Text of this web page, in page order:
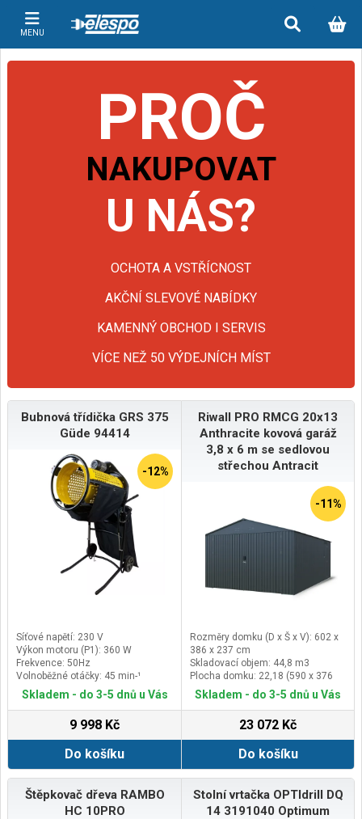
MENU
PROČ
NAKUPOVAT
U NÁS?
OCHOTA A VSTŘÍCNOST
AKČNÍ SLEVOVÉ NABÍDKY
KAMENNÝ OBCHOD I SERVIS
VÍCE NEŽ 50 VÝDEJNÍCH MÍST
Bubnová třídička GRS 375
Güde 94414
-12%
Síťové napětí: 230 V
Výkon motoru (P1): 360 W
Frekvence: 50Hz
Volnoběžné otáčky: 45 min-¹
Skladem - do 3-5 dnů u Vás
9 998 Kč
Do košíku
Riwall PRO RMCG 20x13
Anthracite kovová garáž
3,8 x 6 m se sedlovou
střechou Antracit
-11%
Rozměry domku (D x Š x V): 602 x
386 x 237 cm
Skladovací objem: 44,8 m3
Plocha domku: 22,18 (590 x 376
cm) m2
Rozměr dveří (V x Š): 197 x 288 cm
Skladem - do 3-5 dnů u Vás
23 072 Kč
Do košíku
Štěpkovač dřeva RAMBO
HC 10PRO
Stolní vrtačka OPTIdrill DQ
14 3191040 Optimum